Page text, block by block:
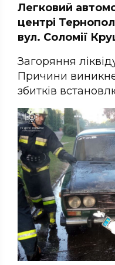
Легковий
центрі
вул. Соломії
Загоряння
Причини
збитків